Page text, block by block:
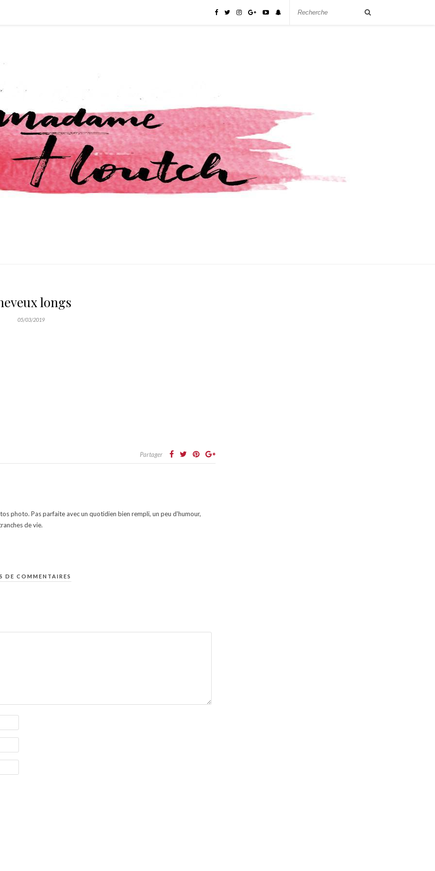
longs
05/03/2019
Partager
photo. Pas parfaite avec un quotidien bien rempli, un peu d'humour,
de vie.
DE COMMENTAIRES